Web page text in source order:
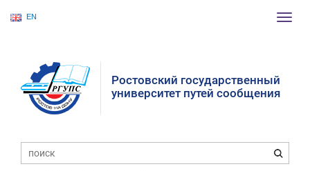
EN
Ростовский государственный
университет путей сообщения